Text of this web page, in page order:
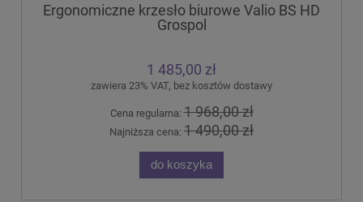
Ergonomiczne krzesło biurowe Valio BS HD
Grospol
1 485,00 zł
zawiera 23% VAT, bez kosztów dostawy
Cena regularna:1 968,00 zł
Najniższa cena: 1 490,00 zł
do koszyka